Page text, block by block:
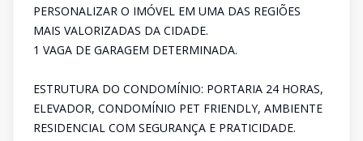
PERSONALIZAR O IMÓVEL EM UMA DAS REGIÕES
MAIS VALORIZADAS DA CIDADE.
1 VAGA DE GARAGEM DETERMINADA.
ESTRUTURA DO CONDOMÍNIO: PORTARIA 24 HORAS,
ELEVADOR, CONDOMÍNIO PET FRIENDLY, AMBIENTE
RESIDENCIAL COM SEGURANÇA E PRATICIDADE.